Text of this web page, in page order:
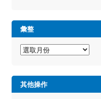
彙整
其他操作